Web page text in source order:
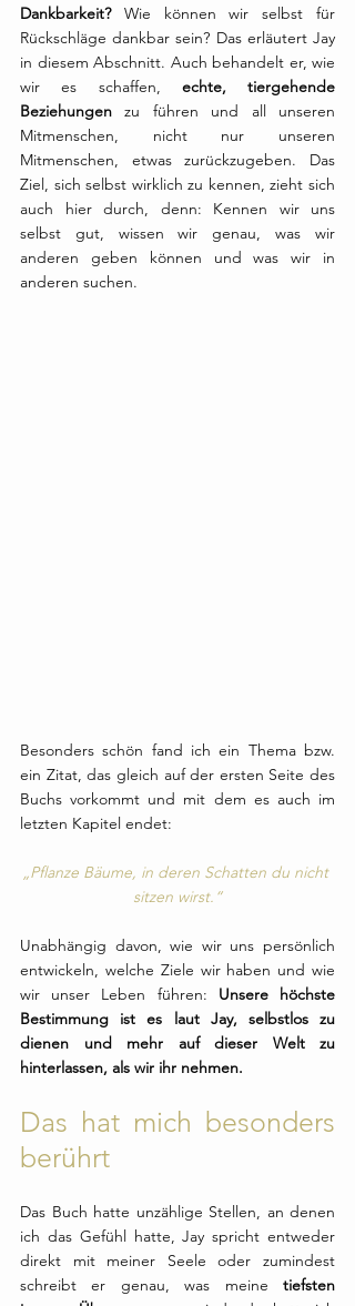
Dankbarkeit? Wie können wir selbst für
Rückschläge dankbar sein? Das erläutert Jay
in diesem Abschnitt. Auch behandelt er, wie
wir es schaffen, echte, tiergehende
Beziehungen zu führen und all unseren
Mitmenschen, nicht nur unseren
Mitmenschen, etwas zurückzugeben. Das
Ziel, sich selbst wirklich zu kennen, zieht sich
auch hier durch, denn: Kennen wir uns
selbst gut, wissen wir genau, was wir
anderen geben können und was wir in
anderen suchen.
Besonders schön fand ich ein Thema bzw.
ein Zitat, das gleich auf der ersten Seite des
Buchs vorkommt und mit dem es auch im
letzten Kapitel endet:
„Pflanze Bäume, in deren Schatten du nicht
sitzen wirst.“
Unabhängig davon, wie wir uns persönlich
entwickeln, welche Ziele wir haben und wie
wir unser Leben führen: Unsere höchste
Bestimmung ist es laut Jay, selbstlos zu
dienen und mehr auf dieser Welt zu
hinterlassen, als wir ihr nehmen.
Das hat mich besonders
berührt
Das Buch hatte unzählige Stellen, an denen
ich das Gefühl hatte, Jay spricht entweder
direkt mit meiner Seele oder zumindest
schreibt er genau, was meine tiefsten